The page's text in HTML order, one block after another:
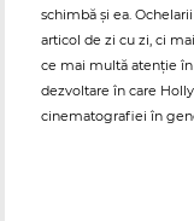
schimbă și ea.
articol de zi cu zi, ci
ce mai multă atenție
dezvoltare în care
cinematografiei în